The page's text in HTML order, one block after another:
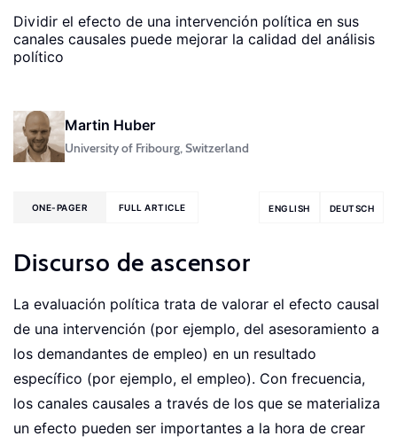
Dividir el efecto de una intervención política en sus
canales causales puede mejorar la calidad del análisis
político
Martin Huber
University of Fribourg, Switzerland
ENGLISH DEUTSCH
ONE-PAGER FULL ARTICLE
Discurso de ascensor
La evaluación política trata de valorar el efecto causal
de una intervención (por ejemplo, del asesoramiento a
los demandantes de empleo) en un resultado
específico (por ejemplo, el empleo). Con frecuencia,
los canales causales a través de los que se materializa
un efecto pueden ser importantes a la hora de crear